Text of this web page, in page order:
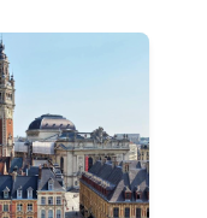
MADELEINE